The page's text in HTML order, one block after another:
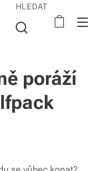
HLEDAT
poráží